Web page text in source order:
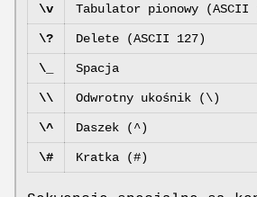
\v Tabulator pionowy (ASCII
\? Delete (ASCII 127)
\_ Spacja
\\ Odwrotny ukośnik (\)
\^ Daszek (^)
\# Kratka (#)